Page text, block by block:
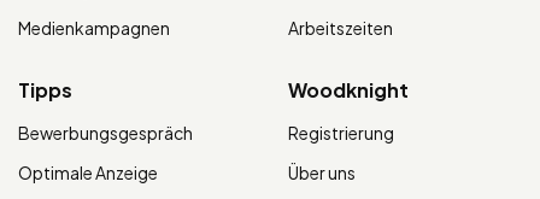
Medienkampagnen
Arbeitszeiten
Tipps
Bewerbungsgespräch
Optimale Anzeige
Woodknight
Registrierung
Über uns